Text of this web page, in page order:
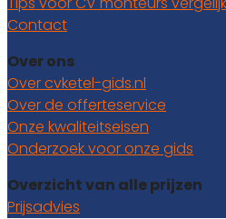
Contact
Over ons
Over cvketel-gids.nl
Over de offerteservice
Onze kwaliteitseisen
Onderzoek voor onze gids
Overzicht van alle prijzen
Prijsadvies